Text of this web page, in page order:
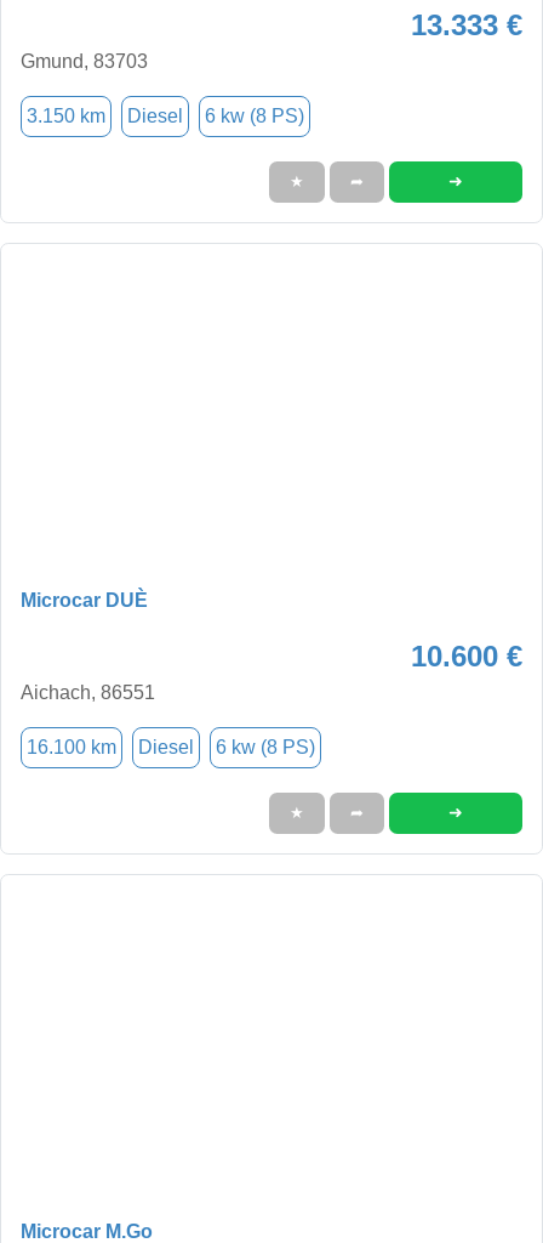
13.333 €
Gmund, 83703
3.150 km Diesel 6 kw (8 PS)
★ ➦ ➜
Microcar DUÈ
10.600 €
Aichach, 86551
16.100 km Diesel 6 kw (8 PS)
★ ➦ ➜
Microcar M.Go